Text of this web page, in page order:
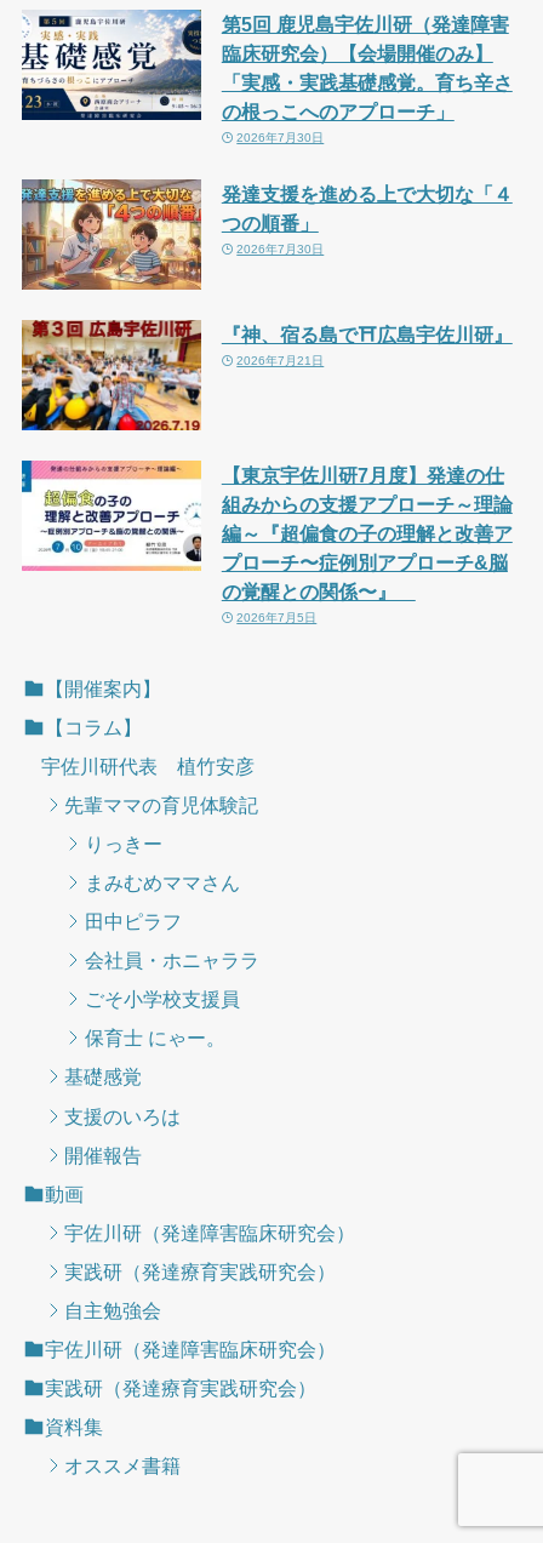
第5回 鹿児島宇佐川研（発達障害
臨床研究会）【会場開催のみ】
「実感・実践基礎感覚。育ち辛さ
の根っこへのアプローチ」
2026年7月30日
発達支援を進める上で大切な「４
つの順番」
2026年7月30日
『神、宿る島で⛩広島宇佐川研』
2026年7月21日
【東京宇佐川研7月度】発達の仕
組みからの支援アプローチ～理論
編～『超偏食の子の理解と改善ア
プローチ〜症例別アプローチ&脳
の覚醒との関係〜』
2026年7月5日
【開催案内】
【コラム】
宇佐川研代表 植竹安彦
先輩ママの育児体験記
りっきー
まみむめママさん
田中ピラフ
会社員・ホニャララ
ごそ小学校支援員
保育士 にゃー。
基礎感覚
支援のいろは
開催報告
動画
宇佐川研（発達障害臨床研究会）
実践研（発達療育実践研究会）
自主勉強会
宇佐川研（発達障害臨床研究会）
実践研（発達療育実践研究会）
資料集
オススメ書籍